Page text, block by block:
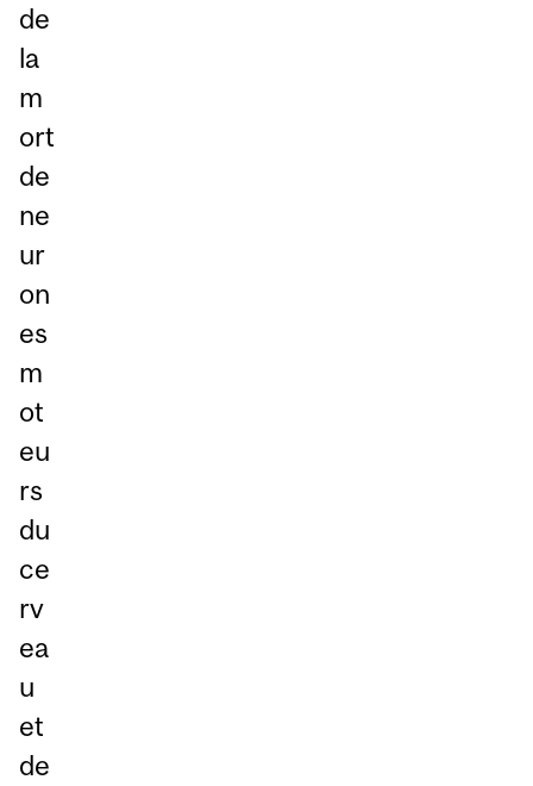
de
la
m
ort
de
ne
ur
on
es
m
ot
eu
rs
du
ce
rv
ea
u
et
de